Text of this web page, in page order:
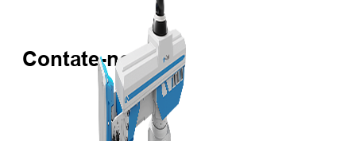
Contate-nos